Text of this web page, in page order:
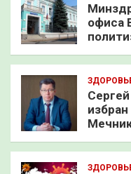
офиса